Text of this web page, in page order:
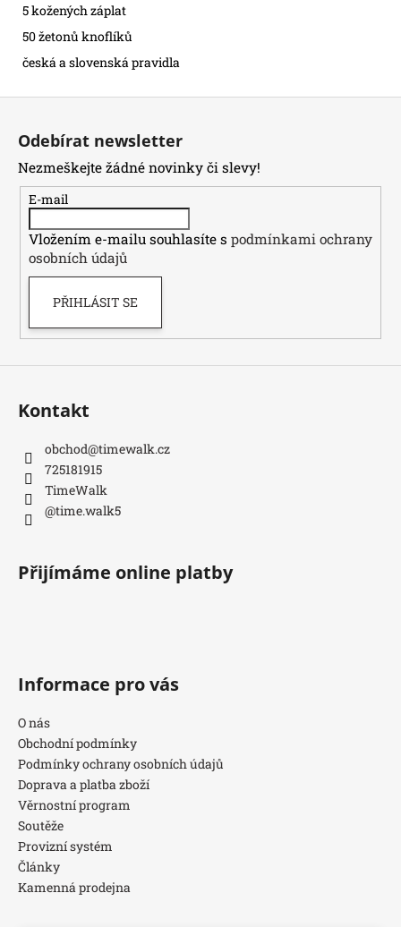
5 kožených záplat
50 žetonů knoflíků
česká a slovenská pravidla
Z
Odebírat newsletter
Nezmeškejte žádné novinky či slevy!
E-mail
Vložením e-mailu souhlasíte s podmínkami ochrany
osobních údajů
PŘIHLÁSIT SE
Kontakt
obchod@timewalk.cz
725181915
TimeWalk
@time.walk5
Přijímáme online platby
Informace pro vás
O nás
Obchodní podmínky
Podmínky ochrany osobních údajů
Doprava a platba zboží
Věrnostní program
Soutěže
Provizní systém
Články
Kamenná prodejna